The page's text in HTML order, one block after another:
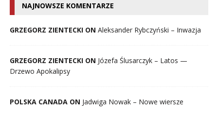
NAJNOWSZE KOMENTARZE
GRZEGORZ ZIENTECKI ON Aleksander Rybczyński – Inwazja
GRZEGORZ ZIENTECKI ON Józefa Ślusarczyk – Latos —
Drzewo Apokalipsy
POLSKA CANADA ON Jadwiga Nowak – Nowe wiersze